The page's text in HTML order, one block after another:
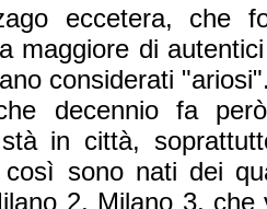
eccetera, che
maggiore di
considerati
decennio fa
in città,
sono nati dei
2, Milano 3,